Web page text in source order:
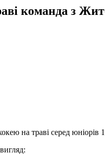
команда з
на траві серед